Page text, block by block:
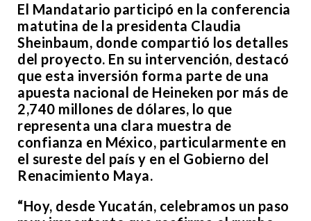
El Mandatario participó en la conferencia
matutina de la presidenta Claudia
Sheinbaum, donde compartió los detalles
del proyecto. En su intervención, destacó
que esta inversión forma parte de una
apuesta nacional de Heineken por más de
2,740 millones de dólares, lo que
representa una clara muestra de
confianza en México, particularmente en
el sureste del país y en el Gobierno del
Renacimiento Maya.
“Hoy, desde Yucatán, celebramos un paso